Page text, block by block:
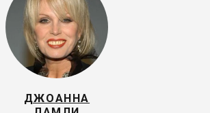
ДЖОАННА